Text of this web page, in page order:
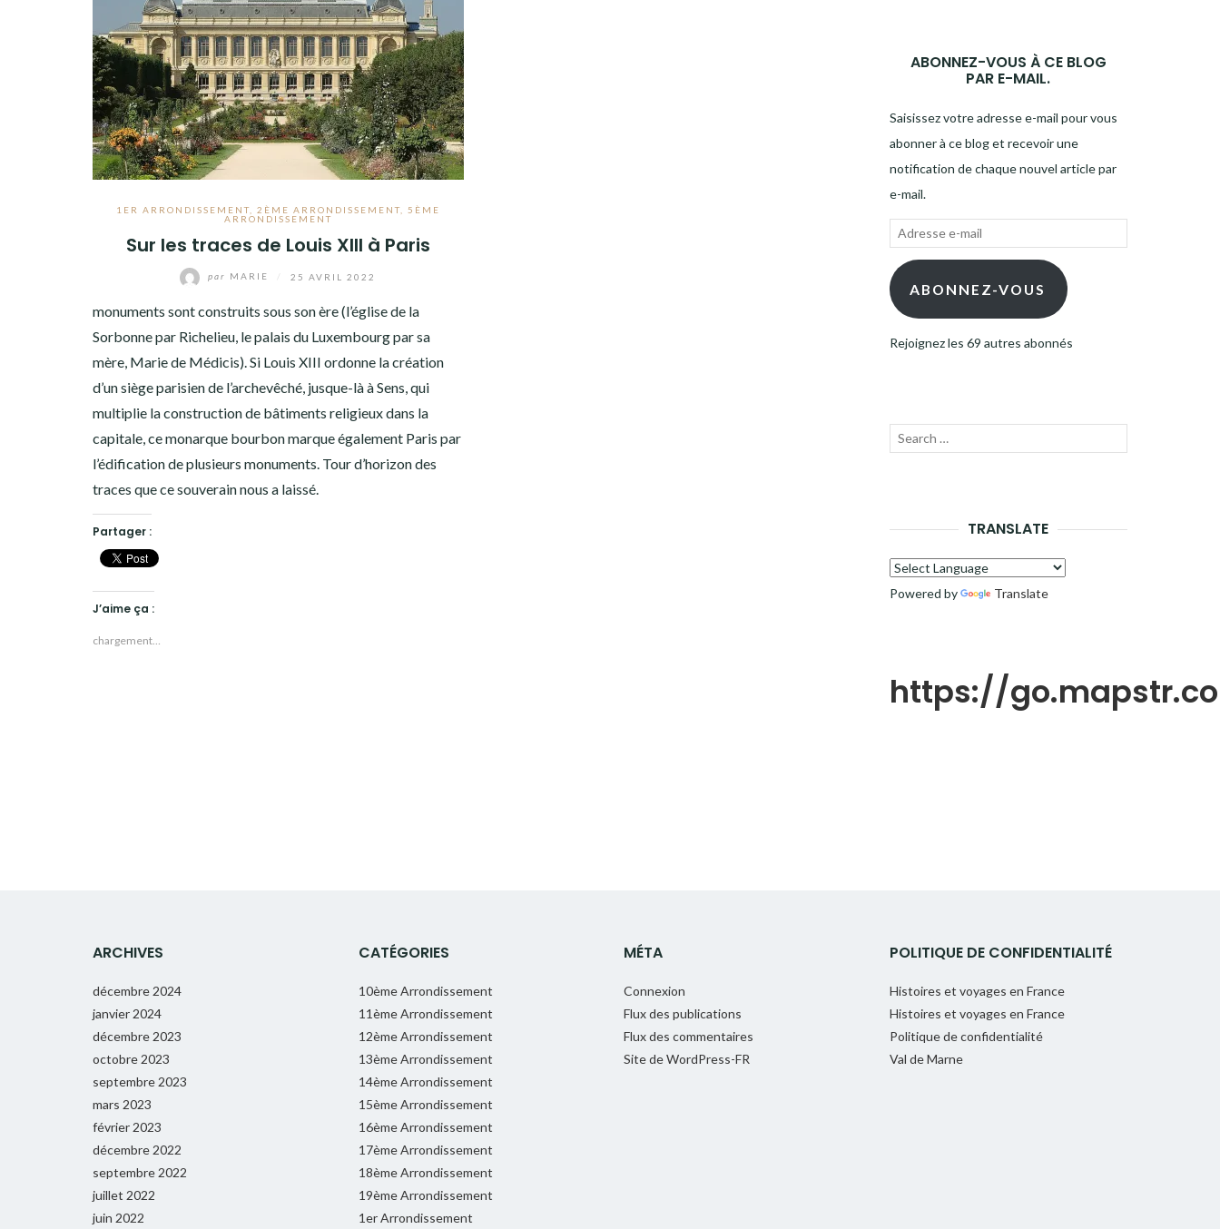
1ER ARRONDISSEMENT, 2ÈME ARRONDISSEMENT, 5ÈME
ARRONDISSEMENT
Sur les traces de Louis XIII à Paris
par MARIE 25 AVRIL 2022
monuments sont construits sous son ère (l’église de la
Sorbonne par Richelieu, le palais du Luxembourg par sa
mère, Marie de Médicis). Si Louis XIII ordonne la création
d’un siège parisien de l’archevêché, jusque-là à Sens, qui
multiplie la construction de bâtiments religieux dans la
capitale, ce monarque bourbon marque également Paris par
l’édification de plusieurs monuments. Tour d’horizon des
traces que ce souverain nous a laissé.
Partager :
J’aime ça :
chargement…
ABONNEZ-VOUS À CE BLOG
PAR E-MAIL.
Saisissez votre adresse e-mail pour vous
abonner à ce blog et recevoir une
notification de chaque nouvel article par
e-mail.
Adresse
mail ABONNEZ-VOUS
Rejoignez les 69 autres abonnés
Recherche
TRANSLATE
Powered by Translate
https://
ARCHIVES
décembre 2024
janvier 2024
décembre 2023
octobre 2023
septembre 2023
mars 2023
février 2023
décembre 2022
septembre 2022
juillet 2022
juin 2022
CATÉGORIES
10ème Arrondissement
11ème Arrondissement
12ème Arrondissement
13ème Arrondissement
14ème Arrondissement
15ème Arrondissement
16ème Arrondissement
17ème Arrondissement
18ème Arrondissement
19ème Arrondissement
1er Arrondissement
MÉTA
Connexion
Flux des publications
Flux des commentaires
Site de WordPress-FR
POLITIQUE DE CONFIDENTIALITÉ
Histoires et voyages en France
Histoires et voyages en France
Politique de confidentialité
Val de Marne